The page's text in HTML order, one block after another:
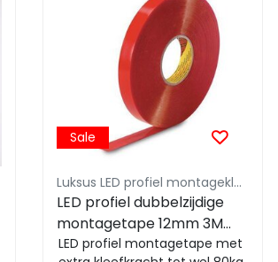
Sale
Luksus LED profiel montageklem
LED profiel dubbelzijdige
montagetape 12mm 3M
rood - Extreme kleefkracht
LED profiel montagetape met